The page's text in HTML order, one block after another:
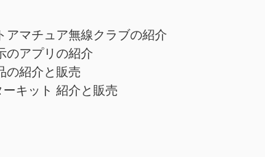
アマチュア無線クラブの紹介
のアプリの紹介
の紹介と販売
ーキット 紹介と販売